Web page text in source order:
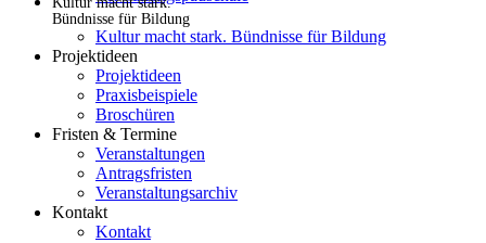
Bündnisse für Bildung
Kultur macht stark. Bündnisse für Bildung
Projektideen
Projektideen
Praxisbeispiele
Broschüren
Fristen & Termine
Veranstaltungen
Antragsfristen
Veranstaltungsarchiv
Kontakt
Kontakt